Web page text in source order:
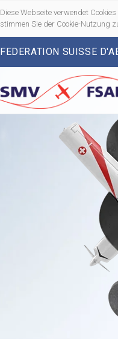
Diese Webseite verwendet
stimmen Sie der Cookie-Nutzung
FEDERATION SUISSE